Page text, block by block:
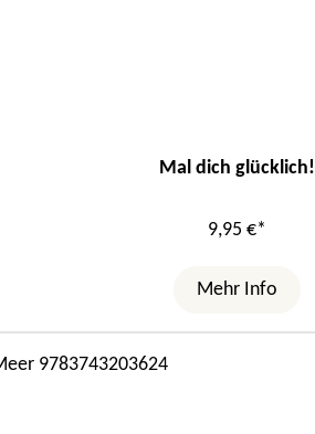
Mal dich glücklich!
9,95 €*
Mehr Info